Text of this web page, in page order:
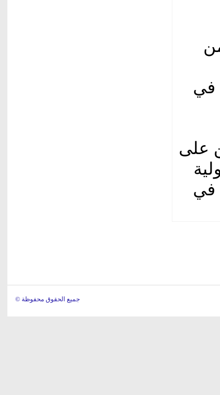
في
على
في
© جميع الحقوق محفوظة